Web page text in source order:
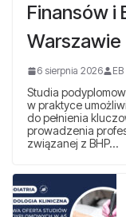
Finansów i
Warszawie
6 sierpnia 2026 EB
Studia
w praktyce
do pełnienia
prowadzenia
związanej z BHP…